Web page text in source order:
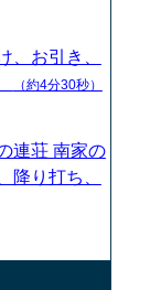
、お引き、
（約4分30秒）
連荘 南家の
降り打ち、